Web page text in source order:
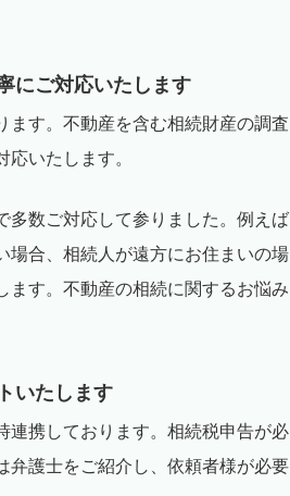
にご対応いたします
ます。不動産を含む相続財産の調査
いたします。
多数ご対応して参りました。例えば
場合、相続人が遠方にお住まいの場
ます。不動産の相続に関するお悩み
いたします
連携しております。相続税申告が必
弁護士をご紹介し、依頼者様が必要